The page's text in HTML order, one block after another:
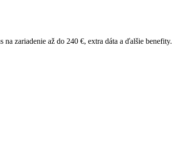
zariadenie až do 240 €, extra dáta a ďalšie benefity.